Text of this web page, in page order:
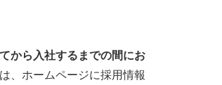
から入社するまでの間にお
、ホームページに採用情報